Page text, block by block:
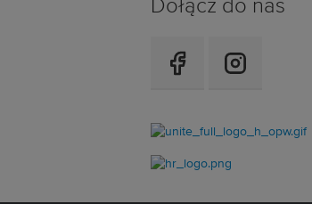
Dołącz do nas